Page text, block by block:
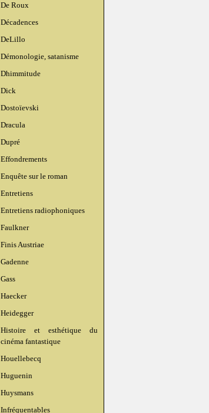
De Roux
Décadences
DeLillo
Démonologie, satanisme
Dhimmitude
Dick
Dostoïevski
Dracula
Dupré
Effondrements
Enquête sur le roman
Entretiens
Entretiens radiophoniques
Faulkner
Finis Austriae
Gadenne
Gass
Haecker
Heidegger
Histoire et esthétique du
cinéma fantastique
Houellebecq
Huguenin
Huysmans
Infréquentables